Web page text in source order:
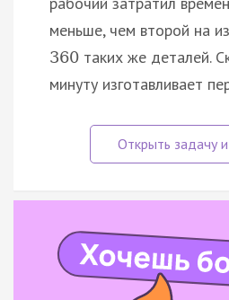
меньше, чем второй на
360 таких же деталей.
минуту изготавливает